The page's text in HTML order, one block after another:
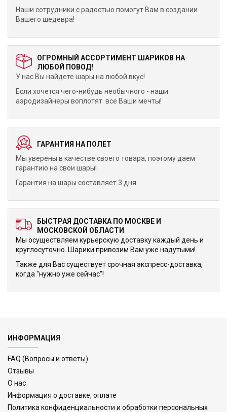
Наши сотрудники с радостью помогут Вам в создании
Вашего шедевра!
ОГРОМНЫЙ АССОРТИМЕНТ ШАРИКОВ НА
ЛЮБОЙ ПОВОД!
У нас Вы найдете шары на любой вкус!
Если хочется чего-нибудь необычного - наши
аэродизайнеры воплотят все Ваши мечты!
ГАРАНТИЯ НА ПОЛЕТ
Мы уверены в качестве своего товара, поэтому даем
гарантию на свои шары!
Гарантия на шары составляет 3 дня
БЫСТРАЯ ДОСТАВКА ПО МОСКВЕ И
МОСКОВСКОЙ ОБЛАСТИ
Мы осуществляем курьерскую доставку каждый день и
круглосуточно. Шарики привозим Вам уже надутыми!
Также для Вас существует срочная экспресс-доставка,
когда "нужно уже сейчас"!
ИНФОРМАЦИЯ
FAQ (Вопросы и ответы)
Отзывы
О нас
Информация о доставке, оплате
Политика конфиденциальности и обработки персональных